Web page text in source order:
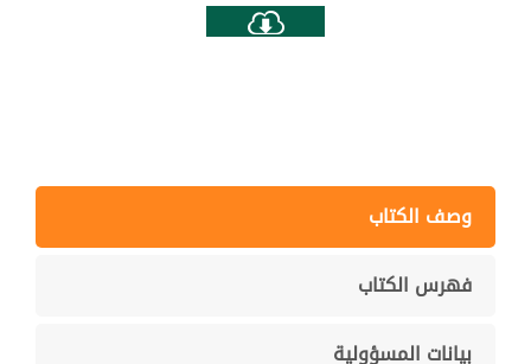
وصف الكتاب
فهرس الكتاب
بيانات المسؤولية